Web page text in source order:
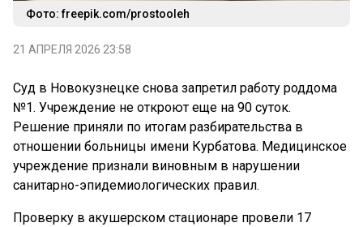
Фото: freepik.com/prostooleh
21 АПРЕЛЯ 2026 23:58
Суд в Новокузнецке снова запретил работу роддома
№1. Учреждение не откроют еще на 90 суток.
Решение приняли по итогам разбирательства в
отношении больницы имени Курбатова. Медицинское
учреждение признали виновным в нарушении
санитарно-эпидемиологических правил.
Проверку в акушерском стационаре провели 17